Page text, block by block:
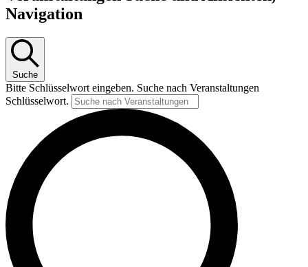
Navigation
Suche
Bitte Schlüsselwort eingeben. Suche nach Veranstaltungen
Schlüsselwort.